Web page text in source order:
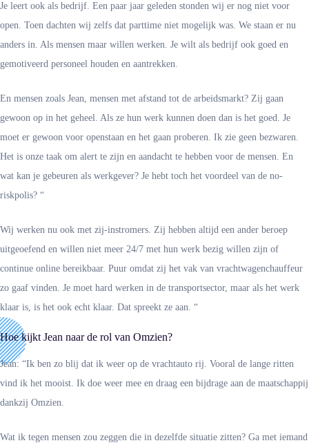
Je leert ook als bedrijf. Een paar jaar geleden stonden wij er nog niet voor
open. Toen dachten wij zelfs dat parttime niet mogelijk was. We staan er nu
anders in. Als mensen maar willen werken. Je wilt als bedrijf ook goed en
gemotiveerd personeel houden en aantrekken.
En mensen zoals Jean, mensen met afstand tot de arbeidsmarkt? Zij gaan
gewoon op in het geheel. Als ze hun werk kunnen doen dan is het goed. Je
moet er gewoon voor openstaan en het gaan proberen. Ik zie geen bezwaren.
Het is onze taak om alert te zijn en aandacht te hebben voor de mensen. En
wat kan je gebeuren als werkgever? Je hebt toch het voordeel van de no-
riskpolis? “
Wij werken nu ook met zij-instromers. Zij hebben altijd een ander beroep
uitgeoefend en willen niet meer 24/7 met hun werk bezig willen zijn of
continue online bereikbaar. Puur omdat zij het vak van vrachtwagenchauffeur
zo gaaf vinden. Je moet hard werken in de transportsector, maar als het werk
klaar is, is het ook echt klaar. Dat spreekt ze aan. “
Hoe kijkt Jean naar de rol van Omzien?
Jean: “Ik ben zo blij dat ik weer op de vrachtauto rij. Vooral de lange ritten
vind ik het mooist. Ik doe weer mee en draag een bijdrage aan de maatschappij
dankzij Omzien.
Wat ik tegen mensen zou zeggen die in dezelfde situatie zitten? Ga met iemand